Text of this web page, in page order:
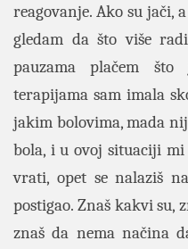
reagovanje. Ako su jači,
gledam da što više
pauzama plačem što
terapijama sam imala
jakim bolovima, mada
bola, i u ovoj situaciji mi
vrati, opet se nalaziš
postigao. Znaš kakvi su,
znaš da nema načina